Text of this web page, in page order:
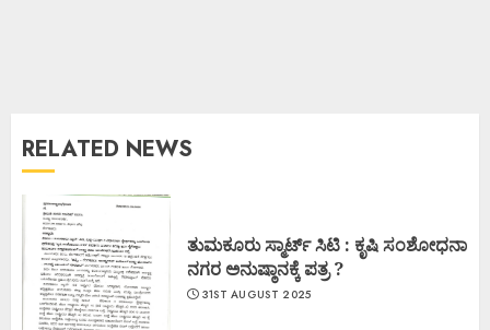
RELATED NEWS
ತುಮಕೂರು ಸ್ಮಾರ್ಟ್ ಸಿಟಿ : ಕೃಷಿ ಸಂಶೋಧನಾ
ನಗರ ಅನುಷ್ಠಾನಕ್ಕೆ ಪತ್ರ ?
31ST AUGUST 2025